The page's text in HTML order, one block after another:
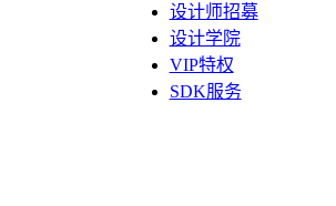
设计师招募
设计学院
VIP特权
SDK服务